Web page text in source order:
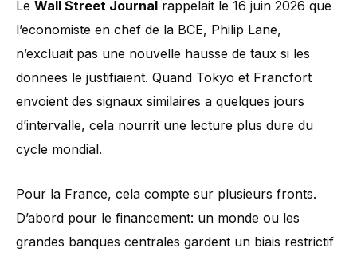
Le Wall Street Journal rappelait le 16 juin 2026 que
l’economiste en chef de la BCE, Philip Lane,
n’excluait pas une nouvelle hausse de taux si les
donnees le justifiaient. Quand Tokyo et Francfort
envoient des signaux similaires a quelques jours
d’intervalle, cela nourrit une lecture plus dure du
cycle mondial.
Pour la France, cela compte sur plusieurs fronts.
D’abord pour le financement: un monde ou les
grandes banques centrales gardent un biais restrictif